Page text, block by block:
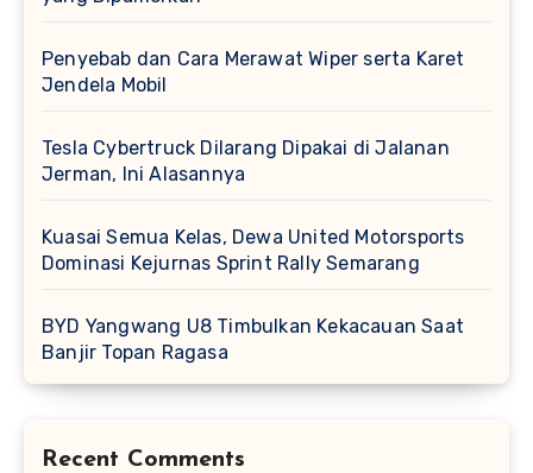
Penyebab dan Cara Merawat Wiper serta Karet
Jendela Mobil
Tesla Cybertruck Dilarang Dipakai di Jalanan
Jerman, Ini Alasannya
Kuasai Semua Kelas, Dewa United Motorsports
Dominasi Kejurnas Sprint Rally Semarang
BYD Yangwang U8 Timbulkan Kekacauan Saat
Banjir Topan Ragasa
Recent Comments